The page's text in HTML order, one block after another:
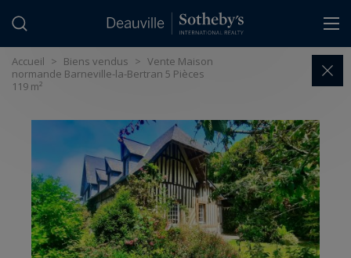
Accueil > Biens vendus > Vente Maison
normande Barneville-la-Bertran 5 Pièces
119 m²